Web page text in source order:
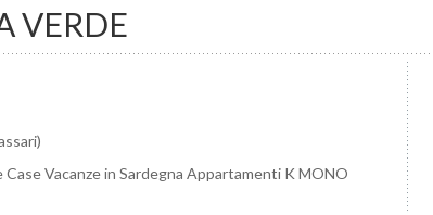
VERDE
Vacanze in Sardegna Appartamenti K MONO